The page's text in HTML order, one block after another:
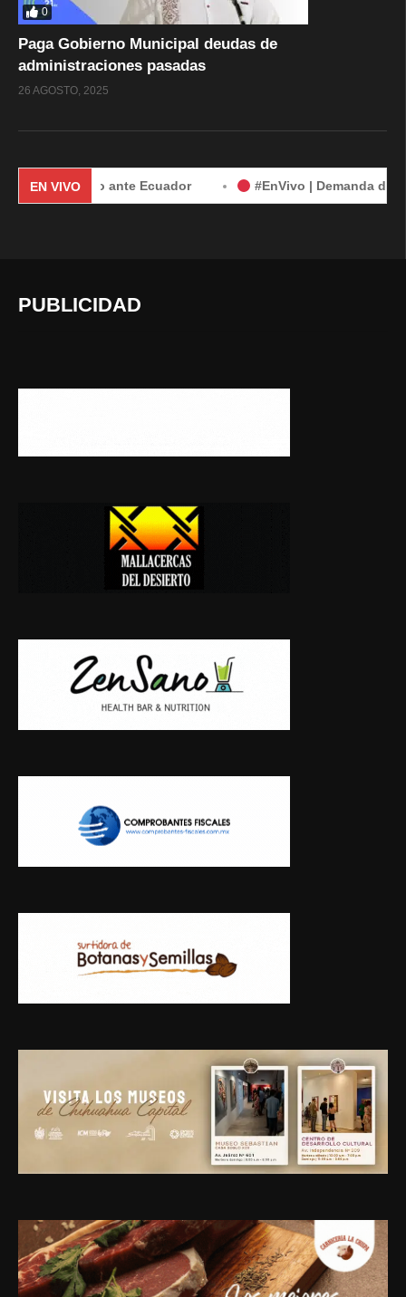
0
Paga Gobierno Municipal deudas de
administraciones pasadas
26 AGOSTO, 2025
EN VIVO
ante Ecuador #EnVivo | Demanda de México
PUBLICIDAD